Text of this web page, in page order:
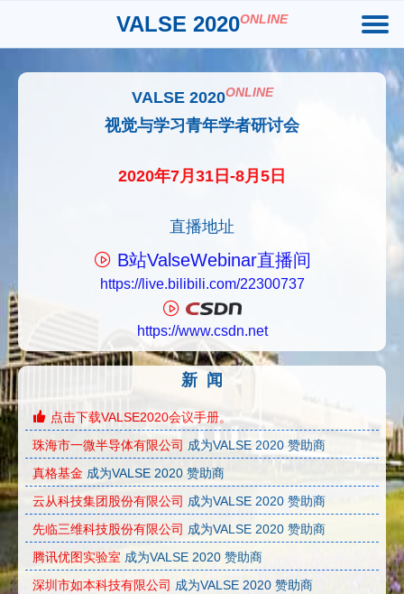
VALSE 2020ONLINE
VALSE 2020ONLINE
视觉与学习青年学者研讨会
2020年7月31日-8月5日
直播地址
B站ValseWebinar直播间
https://live.bilibili.com/22300737
https://www.csdn.net
新 闻
点击下载VALSE2020会议手册。
珠海市一微半导体有限公司 成为VALSE 2020 赞助商
真格基金 成为VALSE 2020 赞助商
云从科技集团股份有限公司 成为VALSE 2020 赞助商
先临三维科技股份有限公司 成为VALSE 2020 赞助商
腾讯优图实验室 成为VALSE 2020 赞助商
深圳市如本科技有限公司 成为VALSE 2020 赞助商